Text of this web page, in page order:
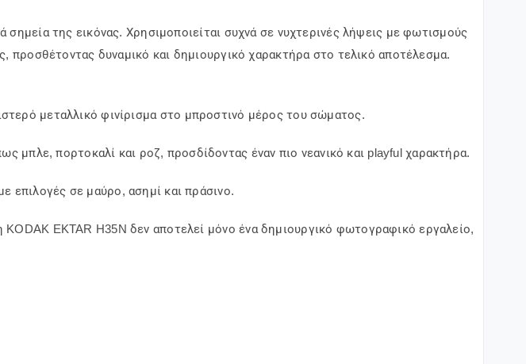
της εικόνας. Χρησιμοποιείται συχνά σε νυχτερινές λήψεις με φωτισμούς
προσθέτοντας δυναμικό και δημιουργικό χαρακτήρα στο τελικό αποτέλεσμα.
μεταλλικό φινίρισμα στο μπροστινό μέρος του σώματος.
πορτοκαλί και ροζ, προσδίδοντας έναν πιο νεανικό και playful χαρακτήρα.
επιλογές σε μαύρο, ασημί και πράσινο.
EKTAR H35N δεν αποτελεί μόνο ένα δημιουργικό φωτογραφικό εργαλείο,